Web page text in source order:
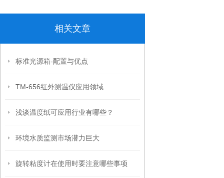
相关文章
标准光源箱-配置与优点
TM-656红外测温仪应用领域
浅谈温度纸可应用行业有哪些？
环境水质监测市场潜力巨大
旋转粘度计在使用时要注意哪些事项